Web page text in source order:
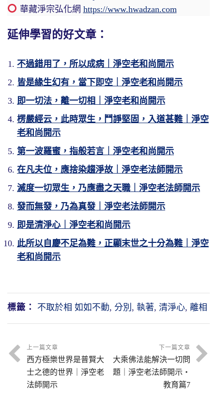
【必解深而後信深，解圓而後修圓，其於
證入也不難矣。解漸漸開，執情我見便漸漸
消。所以學佛重在解慧，所謂觀慧也。】
在這一小段裡面，我們能夠體會到，學佛
不但要讀經，對於經義一定要能夠有深入的理
解，這一點非常重要。我們看現前這個社會，
學佛的人不可以說不多，但是學佛的人，真正
有成就的人並不太多。原因在哪裡？不解經
經義難解，這是真的。第一個，古來註解
經書的文字太深，義理尤其是難以體會，何況
們現前的生活好像接連不上，使我們直接覺得
所學非所用，於是對於佛法修學的興趣就淡
了。這個原因很複雜。所以第二句講解圓，解
不但要深，要緊的還要圓，圓解之後，我們才
【無上正等覺者非他，即是真如本性，亦
名自性清淨心。因其為萬法之宗，故稱無上。
妄想所障，若能遣妄除障，則名正覺。】
單的解釋，這屬於佛學常識。我們對這個名詞
要正確的認識，梵語稱為阿耨多羅三藐三菩
提，這是什麼東西？原來就是真如本性，禪宗
不亂。一心不亂是什麼？一心不亂就是自性清
淨心，說的名相不一樣，還是這一樁事情。教
淨土宗稱為一心不亂
，一樁事情；名字不一
樣，是一樁事情。
為什麼說它是萬法之宗？
萬法就是我們今
【實則性是本具，安有所得。】
說老實話也是本具的。體上不能說有所得，再
給諸位說，相上也不能說有所得。但是我們明
明在相上看到有所得，某人今天發了財得了多
這個看法粗心大意，你只看到表面，你沒有深
入去觀察，你沒有圓滿去觀察。如果深觀、圓
這個意思如果再不能體會，我們說得更淺
一點，這個世間算命看相人所說的，一切都是
《了凡四訓》印得很多，外面有很多結緣的，
我想你們同修都要拿一本回家去看看。袁了凡
先生他明瞭，「一飲一啄，莫非前定」。你今
【所以雖得而必歸無所得。明得此理，便
知不應存有法想、不應存有得想。】
《般若心經》那是般若的總綱領，《金剛
經》是綱領，《心經》是《金剛經》的綱領，
而《心經》到最後的結論是「無智亦無得」。
無智，你何必求智？無得，你何必求得？
障。你去求，你所求得的叫所知障，你所求得
的那些名聞利養是煩惱障。不求，障礙就沒有
了，稱性的般若智慧、稱性的萬德萬能都現前
了，自性功德不可思議！
華藏淨宗弘化網 https://www.hwadzan.com
延伸學習的好文章：
不過錯用了，所以成病｜淨空老和尚開示
皆是緣生幻有，當下即空｜淨空老和尚開示
即一切法，離一切相｜淨空老和尚開示
楞嚴經云，此時眾生，鬥諍堅固，入道甚難｜淨空
老和尚開示
第一波羅蜜，指般若言｜淨空老和尚開示
在凡夫位，應捨染趨淨故｜淨空老法師開示
滅度一切眾生，乃應盡之天職｜淨空老法師開示
發而無發，乃為真發｜淨空老法師開示
即是清淨心｜淨空老和尚開示
此所以自慶不足為難，正顯末世之十分為難｜淨空
老和尚開示
標籤： 不取於相 如如不動, 分別 , 執著, 清淨心, 離相
上一篇文章
西方極樂世界是普賢大
士之德的世界｜淨空老
法師開示
下一篇文章
大乘佛法能解決一切問
題｜淨空老法師開示・
教育篇7